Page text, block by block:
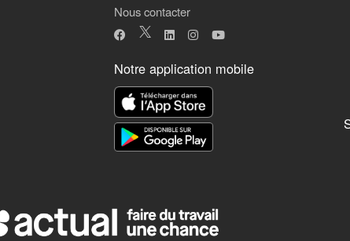
Nous contacter
Notre application mobile